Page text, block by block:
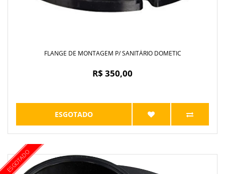
FLANGE DE MONTAGEM P/ SANITÁRIO DOMETIC
R$ 350,00
ESGOTADO
ESGOTADO